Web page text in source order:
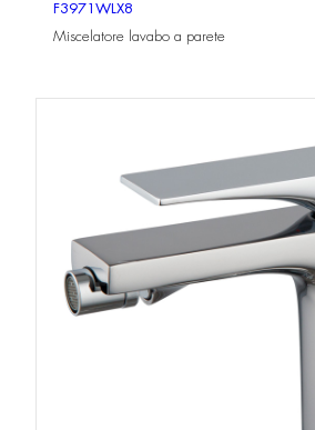
F3971WLX8
Miscelatore lavabo a parete